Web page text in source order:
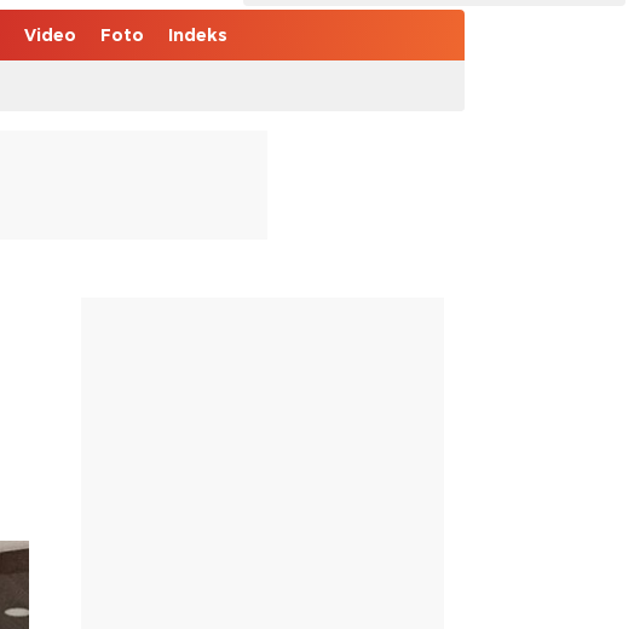
Video Foto Indeks